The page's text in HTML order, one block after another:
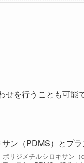
を行うことも可能で
ン（PDMS）とプ
リジメチルシロキサン